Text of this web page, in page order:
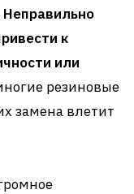
Неправильно
к
или
резиновые
замена влетит